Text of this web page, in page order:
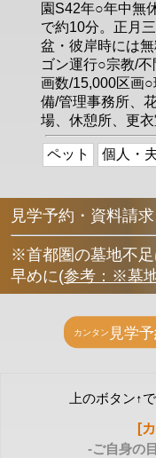
園S42年○年中無
で約10分。正月
盆・彼岸時には
ゴン運行○宗教/
画数/15,000区画
備/管理事務所、
場、休憩所、更
ペット 個人・
見学予約・資料請求
※首都圏の墓地不
早めに(参考：※墓
上のボタン↑
[
-ご自身の